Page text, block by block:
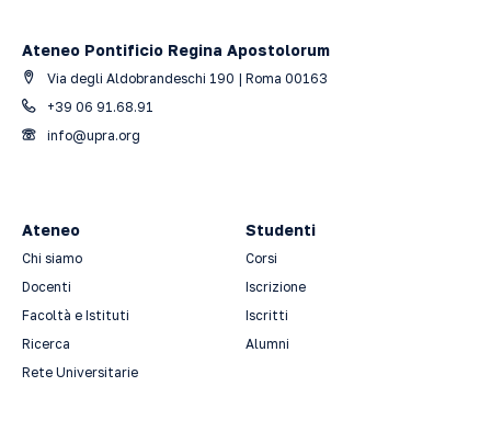
Ateneo Pontificio Regina Apostolorum
Via degli Aldobrandeschi 190 | Roma 00163
+39 06 91.68.91
info@upra.org
Ateneo
Chi siamo
Docenti
Facoltà e Istituti
Ricerca
Rete Universitarie
Studenti
Corsi
Iscrizione
Iscritti
Alumni